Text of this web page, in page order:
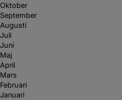
Oktober
September
Augusti
Juli
Juni
Maj
April
Mars
Februari
Januari